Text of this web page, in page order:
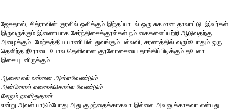
ஜேசுதாஸ், சித்ராவின் குரலில் ஒலிக்கும் இந்தப்பாடல் ஒரு சுகமான தாலாட்டு. இவர்கள்
இருவருக்கும் இணையாக சேர்ந்திசைக்குரல்கள் நம் கைகளைப்பற்றி ஆடுவதற்கு
அழைக்கும். மேற்கத்திய பாணியில் துவங்கும் பல்லவி, சரணத்தில் வரும்போதும் ஒரு
தெளிந்த நீரோடை போல தெளிவான குரலோசையை தாங்கிப்பிடிக்கும் தபேலா
இசையுடனிருக்கும்.
ஆசையால் உன்னை அள்ளவேண்டும்..
அன்பினால் எனைக்கொல்ல வேண்டும்...
சேரும் நாளிதுதான்..
என்று அவள் பாடும்போது அது குழந்தைக்காகவா இல்லை அவனுக்காகவா என்பது